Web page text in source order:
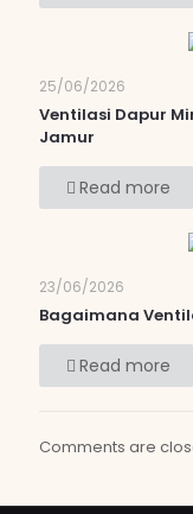
25/06/2026
Ventilasi Dapur
Jamur
Read more
23/06/2026
Bagaimana
Read more
Comments are